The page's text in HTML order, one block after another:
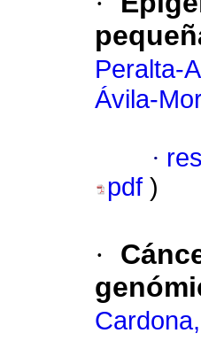
Peralta-
Ávila-
·
pdf )
·